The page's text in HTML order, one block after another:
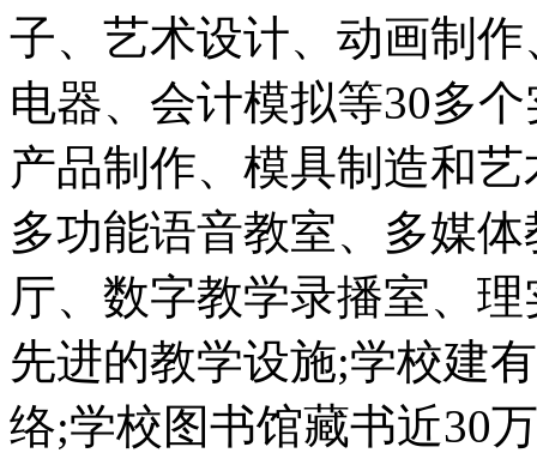
子、艺术设计、动画制
电器、会计模拟等30多
产品制作、模具制造和
多功能语音教室、多媒
厅、数字教学录播室、
先进的教学设施;学校建
络;学校图书馆藏书近30